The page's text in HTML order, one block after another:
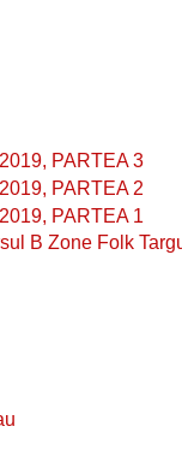
PARTEA 3
PARTEA 2
PARTEA 1
B Zone Folk